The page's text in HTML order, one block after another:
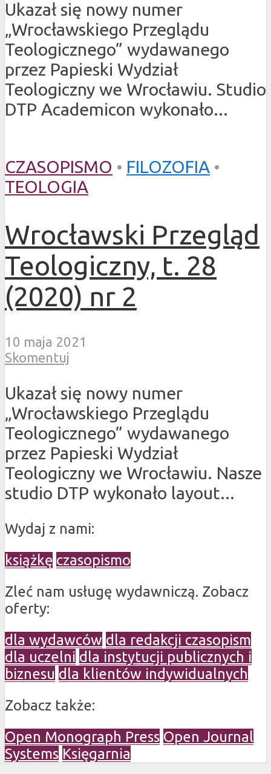
Ukazał się nowy numer
„Wrocławskiego Przeglądu
Teologicznego” wydawanego
przez Papieski Wydział
Teologiczny we Wrocławiu. Studio
DTP Academicon wykonało...
CZASOPISMO • FILOZOFIA •
TEOLOGIA
Wrocławski Przegląd
Teologiczny, t. 28
(2020) nr 2
10 maja 2021
Skomentuj
Ukazał się nowy numer
„Wrocławskiego Przeglądu
Teologicznego” wydawanego
przez Papieski Wydział
Teologiczny we Wrocławiu. Nasze
studio DTP wykonało layout...
Wydaj z nami:
książkę czasopismo
Zleć nam usługę wydawniczą. Zobacz
oferty:
dla wydawców dla redakcji czasopism
dla uczelni dla instytucji publicznych i
biznesu dla klientów indywidualnych
Zobacz także:
Open Monograph Press Open Journal
Systems Księgarnia